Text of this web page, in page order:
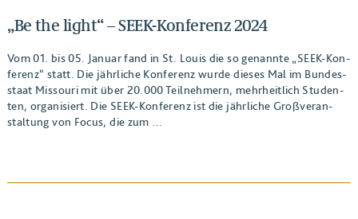
„Be the light“ – SEEK-Konferenz 2024
Vom 01. bis 05. Janu­ar fand in St. Lou­is die so genann­te ​„SEEK-Kon­
fe­renz“ statt. Die jähr­li­che Kon­fe­renz wur­de die­ses Mal im Bun­des­
staat Mis­sou­ri mit über 20.000 Teil­neh­mern, mehr­heit­lich Stu­den­
ten, orga­ni­siert. Die SEEK-Kon­fe­renz ist die jähr­li­che Groß­ver­an­
stal­tung von Focus, die zum …